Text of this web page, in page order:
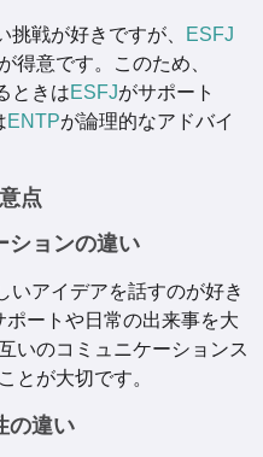
戦が好きですが、
ESFJ
得意です。このため、
ときはESFJがサポート
ENTPが論理的なアドバイ
点
ションの違い
いアイデアを話すのが好き
ポートや日常の出来事を大
いのコミュニケーションス
とが大切です。
の違い